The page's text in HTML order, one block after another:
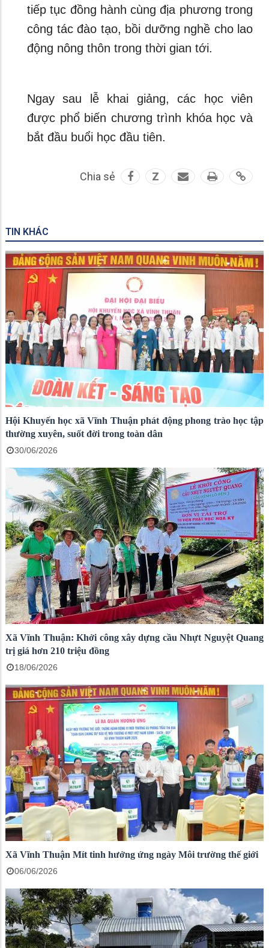
tiếp tục đồng hành cùng địa phương trong
công tác đào tạo, bồi dưỡng nghề cho lao
động nông thôn trong thời gian tới.
Ngay sau lễ khai giảng, các học viên
được phổ biến chương trình khóa học và
bắt đầu buổi học đầu tiên.
Chia sẻ Z
TIN KHÁC
Hội Khuyến học xã Vĩnh Thuận phát động phong trào học tập
thường xuyên, suốt đời trong toàn dân
30/06/2026
Xã Vĩnh Thuận: Khởi công xây dựng cầu Nhựt Nguyệt Quang
trị giá hơn 210 triệu đồng
18/06/2026
Xã Vĩnh Thuận Mít tinh hưởng ứng ngày Môi trường thế giới
06/06/2026